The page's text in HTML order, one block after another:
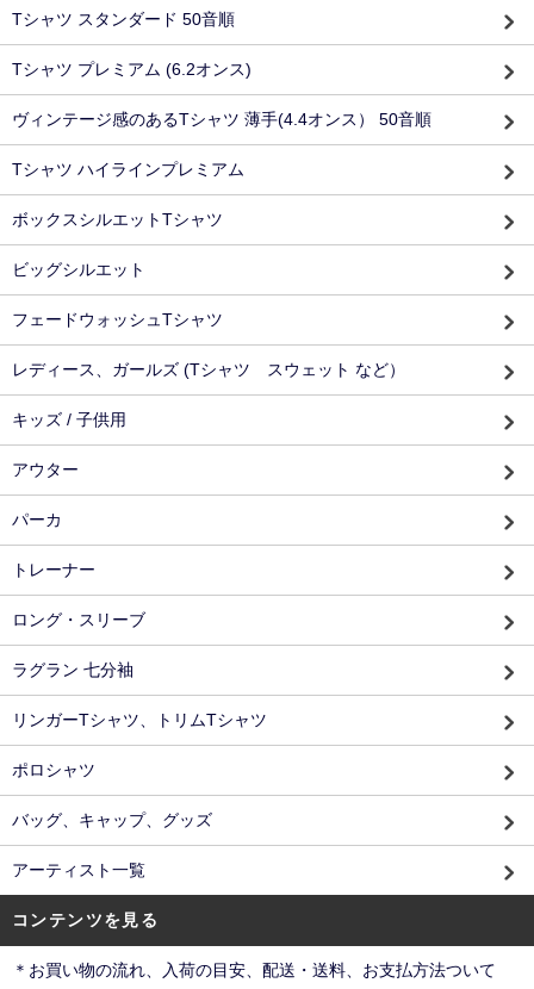
Tシャツ スタンダード 50音順
Tシャツ プレミアム (6.2オンス)
ヴィンテージ感のあるTシャツ 薄手(4.4オンス） 50音順
Tシャツ ハイラインプレミアム
ボックスシルエットTシャツ
ビッグシルエット
フェードウォッシュTシャツ
レディース、ガールズ (Tシャツ スウェット など）
キッズ / 子供用
アウター
パーカ
トレーナー
ロング・スリーブ
ラグラン 七分袖
リンガーTシャツ、トリムTシャツ
ポロシャツ
バッグ、キャップ、グッズ
アーティスト一覧
コンテンツを見る
＊お買い物の流れ、入荷の目安、配送・送料、お支払方法ついて